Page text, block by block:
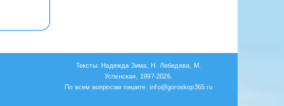
Тексты: Надежда Зима, Н. Лебедева, М.
Успенская, 1997-2026.
По всем вопросам пишите: info@goroskop365.ru